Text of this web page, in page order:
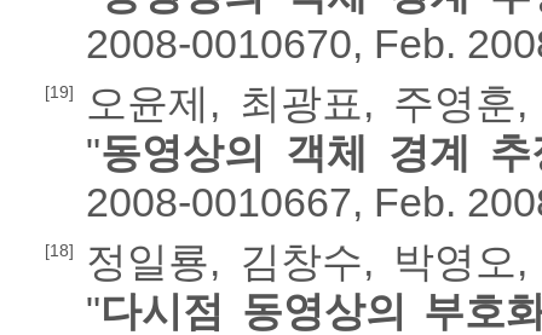
2008-0010670, Feb.
[19]
오윤제, 최광표, 주영
"동영상의 객체 경계
2008-0010667, Feb.
[18]
정일룡, 김창수, 박영오
"다시점 동영상의 부호